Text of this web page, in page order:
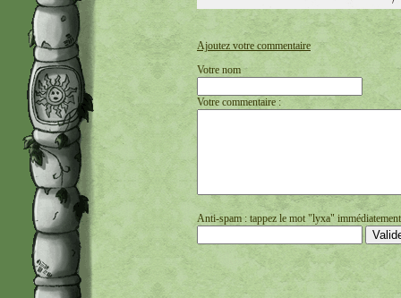
Ajoutez votre commentaire
Votre nom
Votre commentaire :
Anti-spam : tappez le mot "lyxa"